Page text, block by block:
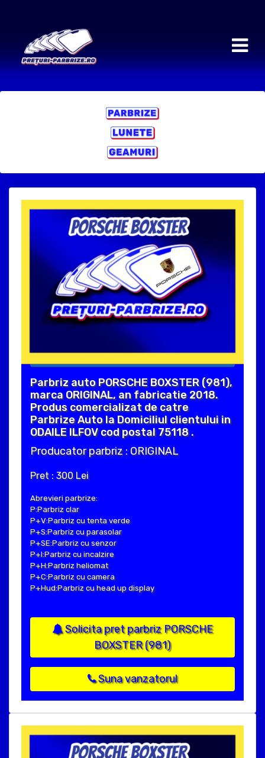
Parbriz auto PORSCHE BOXSTER (981),
marca ORIGINAL, an fabricatie 2018.
Produs comercializat de catre
Parbrize Auto la Domiciliul clientului in
ODAILE ILFOV cod postal 75118 .
Producator parbriz : ORIGINAL
Pret : 300 Lei
Abrevieri parbrize:
P:Parbriz clar
P+V:Parbriz cu tenta verde
P+S:Parbriz cu parasolar
P+SE:Parbriz cu senzor
P+I:Parbriz cu incalzire
P+H:Parbriz heliomat
P+C:Parbriz cu camera
P+Hud:Parbriz cu head up display
Solicita pret parbriz PORSCHE
BOXSTER (981)
Suna vanzatorul